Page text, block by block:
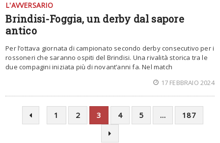
L'AVVERSARIO
Brindisi-Foggia, un derby dal sapore
antico
Per l’ottava giornata di campionato secondo derby consecutivo per i
rossoneri che saranno ospiti del Brindisi. Una rivalità storica tra le
due compagini iniziata più di novant’anni fa. Nel match
17 FEBBRAIO 2024
1 2 3 4 5 … 187